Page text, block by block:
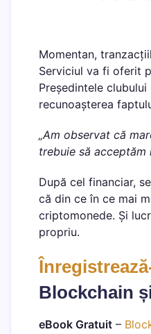
Momentan,
Serviciul va fi oferit
Președintele
recunoașterea
„Am observat că
trebuie să acceptăm
După cel financiar,
că din ce în ce mai
criptomonede. Și
propriu.
Blockchain
eBook Gratuit –